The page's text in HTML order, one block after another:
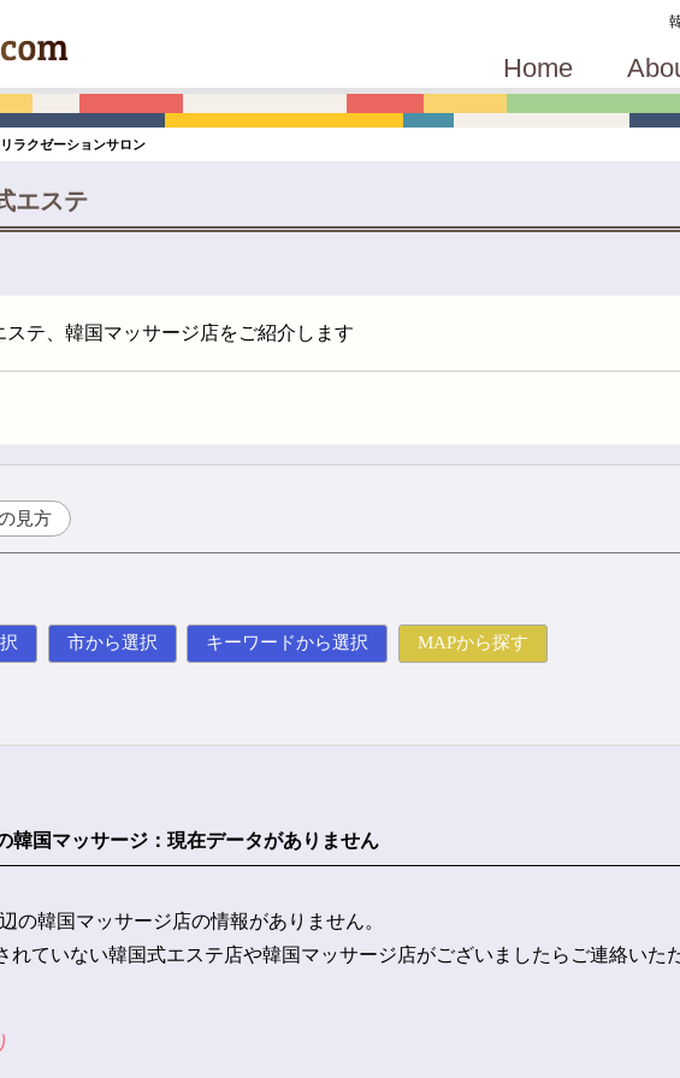
Home
ラクゼーションサロン
エステ
ステ、韓国マッサージ店をご紹介します
見方
市から選択 キーワードから選択 MAPから探す
韓国マッサージ： 現在データがありません
の韓国マッサージ店の情報がありません。
れていない韓国式エステ店や韓国マッサージ店がございましたらご連絡いた